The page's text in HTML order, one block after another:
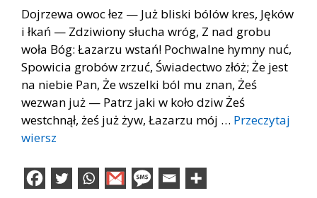
Dojrzewa owoc łez — Już bliski bólów kres, Jęków
i łkań — Zdziwiony słucha wróg, Z nad grobu
woła Bóg: Łazarzu wstań! Pochwalne hymny nuć,
Spowicia grobów zrzuć, Świadectwo złóż; Że jest
na niebie Pan, Że wszelki ból mu znan, Żeś
wezwan już — Patrz jaki w koło dziw Żeś
westchnął, żeś już żyw, Łazarzu mój … Przeczytaj
wiersz